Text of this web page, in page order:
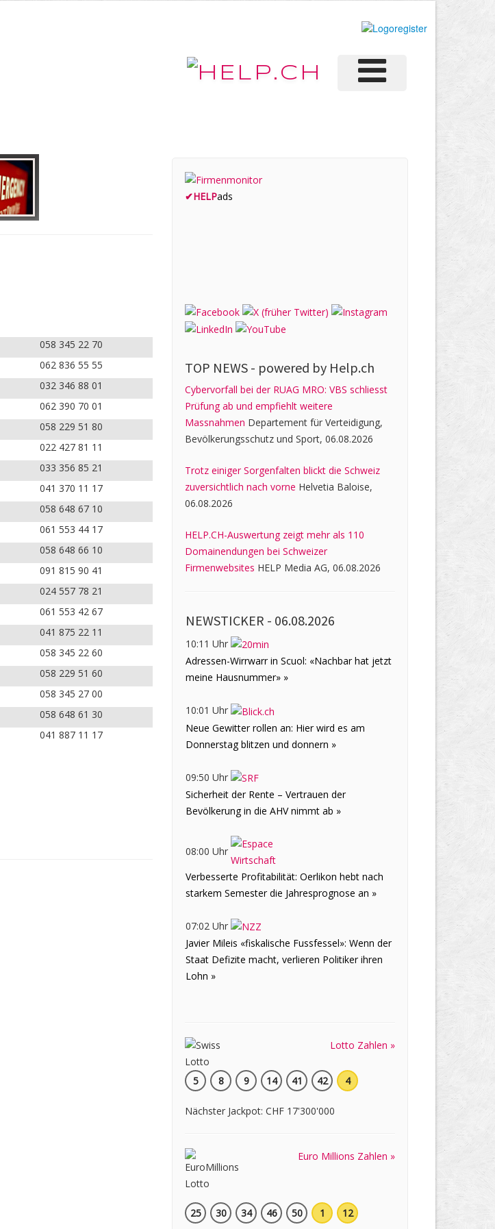
058 345 22 70
062 836 55 55
032 346 88 01
062 390 70 01
058 229 51 80
022 427 81 11
033 356 85 21
041 370 11 17
058 648 67 10
061 553 44 17
058 648 66 10
091 815 90 41
024 557 78 21
061 553 42 67
041 875 22 11
058 345 22 60
058 229 51 60
058 345 27 00
058 648 61 30
041 887 11 17
✔HELPads
TOP NEWS - powered by Help.ch
Cybervorfall bei der RUAG MRO: VBS schliesst
Prüfung ab und empfiehlt weitere
Massnahmen Departement für Verteidigung,
Bevölkerungsschutz und Sport, 06.08.2026
Trotz einiger Sorgenfalten blickt die Schweiz
zuversichtlich nach vorne Helvetia Baloise,
06.08.2026
HELP.CH-Auswertung zeigt mehr als 110
Domainendungen bei Schweizer
Firmenwebsites HELP Media AG, 06.08.2026
NEWSTICKER - 06.08.2026
10:11 Uhr
Adressen-Wirrwarr in Scuol: «Nachbar hat jetzt
meine Hausnummer» »
10:01 Uhr
Neue Gewitter rollen an: Hier wird es am
Donnerstag blitzen und donnern »
09:50 Uhr
Sicherheit der Rente – Vertrauen der
Bevölkerung in die AHV nimmt ab »
08:00 Uhr
Verbesserte Profitabilität: Oerlikon hebt nach
starkem Semester die Jahresprognose an »
07:02 Uhr
Javier Mileis «fiskalische Fussfessel»: Wenn der
Staat Defizite macht, verlieren Politiker ihren
Lohn »
Lotto Zahlen »
5 8 9 14 41 42 4
Nächster Jackpot: CHF 17'300'000
Euro Millions Zahlen »
25 30 34 46 50 1 12